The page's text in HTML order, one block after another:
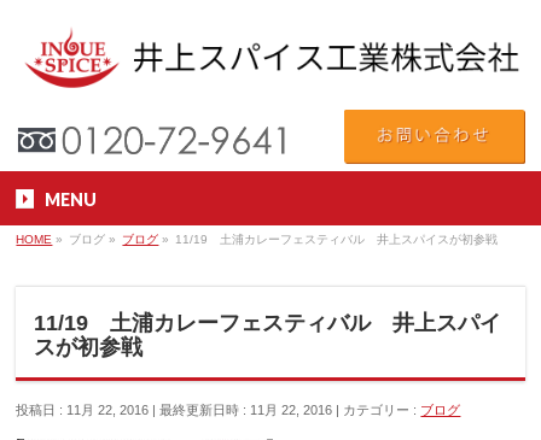
MENU
HOME » ブログ » ブログ » 11/19 土浦カレーフェスティバル 井上スパイスが初参戦
11/19 土浦カレーフェスティバル 井上スパイ
スが初参戦
投稿日 : 11月 22, 2016 最終更新日時 : 11月 22, 2016 カテゴリー : ブログ